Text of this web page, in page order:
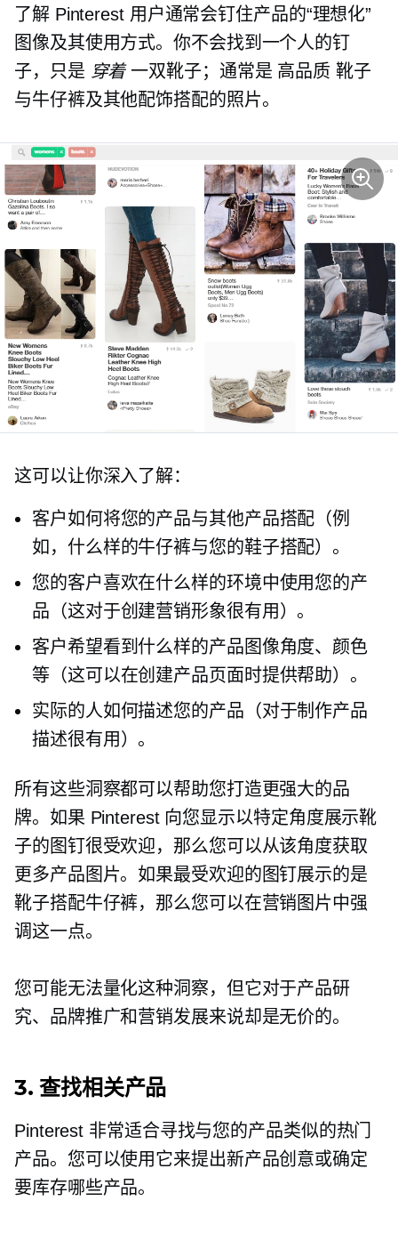
了解 Pinterest 用户通常会钉住产品的“理想化”
图像及其使用方式。你不会找到一个人的钉
子，只是 穿着一双靴子；通常是 高品质 靴子
与牛仔裤及其他配饰搭配的照片。
这可以让你深入了解：
客户如何将您的产品与其他产品搭配（例
如，什么样的牛仔裤与您的鞋子搭配）。
您的客户喜欢在什么样的环境中使用您的产
品（这对于创建营销形象很有用）。
客户希望看到什么样的产品图像角度、颜色
等（这可以在创建产品页面时提供帮助）。
实际的人如何描述您的产品（对于制作产品
描述很有用）。
所有这些洞察都可以帮助您打造更强大的品
牌。如果 Pinterest 向您显示以特定角度展示靴
子的图钉很受欢迎，那么您可以从该角度获取
更多产品图片。如果最受欢迎的图钉展示的是
靴子搭配牛仔裤，那么您可以在营销图片中强
调这一点。
您可能无法量化这种洞察，但它对于产品研
究、品牌推广和营销发展来说却是无价的。
3. 查找相关产品
Pinterest 非常适合寻找与您的产品类似的热门
产品。您可以使用它来提出新产品创意或确定
要库存哪些产品。